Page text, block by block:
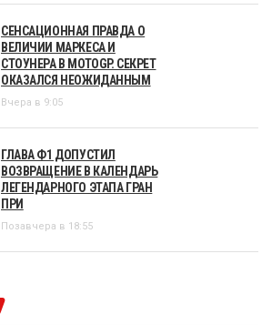
СЕНСАЦИОННАЯ ПРАВДА О
ВЕЛИЧИИ МАРКЕСА И
СТОУНЕРА В MOTOGP. СЕКРЕТ
ОКАЗАЛСЯ НЕОЖИДАННЫМ
Вчера в 9:05
ГЛАВА Ф1 ДОПУСТИЛ
ВОЗВРАЩЕНИЕ В КАЛЕНДАРЬ
ЛЕГЕНДАРНОГО ЭТАПА ГРАН
ПРИ
Позавчера в 18:55